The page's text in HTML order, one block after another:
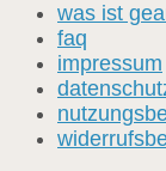
was ist
faq
impressum